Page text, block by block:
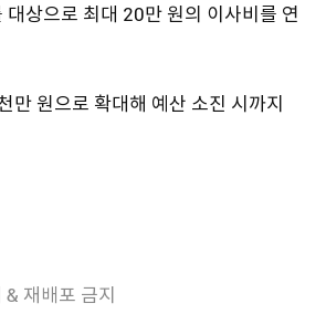
상으로 최대 20만 원의 이사비를 연
원으로 확대해 예산 소진 시까지
재배포 금지